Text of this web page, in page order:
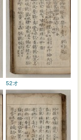
52オ